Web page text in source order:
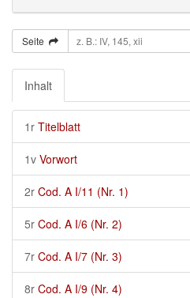
Seite
Inhalt
1r Titelblatt
1v Vorwort
2r Cod. A I/11 (Nr. 1)
5r Cod. A I/6 (Nr. 2)
7r Cod. A I/7 (Nr. 3)
8r Cod. A I/9 (Nr. 4)